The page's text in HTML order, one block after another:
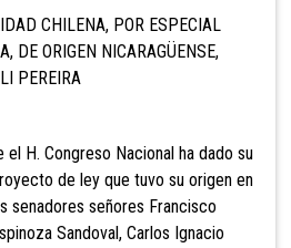
CHILENA, POR ESPECIAL
DE ORIGEN NICARAGÜENSE,
PEREIRA
H. Congreso Nacional ha dado su
de ley que tuvo su origen en
senadores señores Francisco
Sandoval, Carlos Ignacio